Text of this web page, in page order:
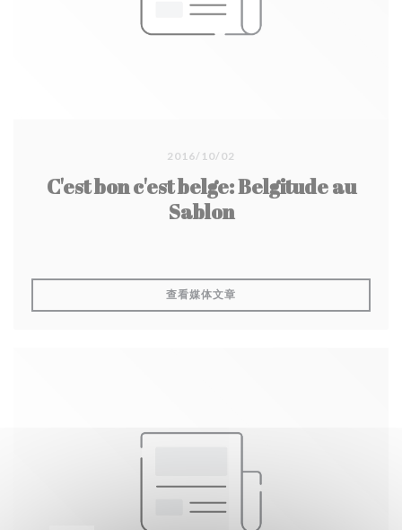
2016/10/02
C'est bon c'est belge: Belgitude au
Sablon
查看媒体文章((在新窗口中打开))